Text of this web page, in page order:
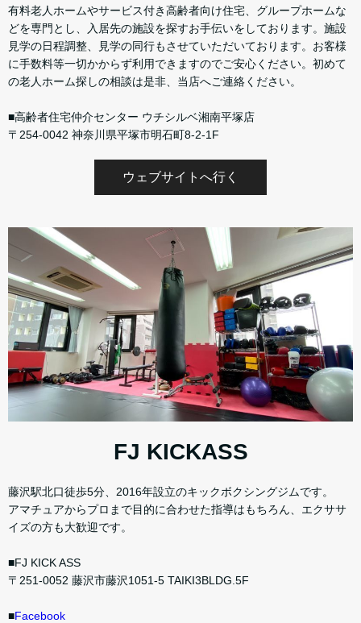
有料老人ホームやサービス付き高齢者向け住宅、グループホームな
どを専門とし、入居先の施設を探すお手伝いをしております。施設
見学の日程調整、見学の同行もさせていただいております。お客様
に手数料等一切かからず利用できますのでご安心ください。初めて
の老人ホーム探しの相談は是非、当店へご連絡ください。
■高齢者住宅仲介センター ウチシルベ湘南平塚店
〒254-0042 神奈川県平塚市明石町8-2-1F
ウェブサイトへ行く
FJ KICKASS
藤沢駅北口徒歩5分、2016年設立の​キックボクシングジムです。
アマチュアからプロまで目的に合わせた指導はもちろん、エクササ
イズの方も大歓迎です。
■FJ KICK ASS
〒251-0052 藤沢市藤沢1051-5 TAIKI3BLDG.5F
■Facebook